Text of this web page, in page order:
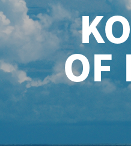
OF